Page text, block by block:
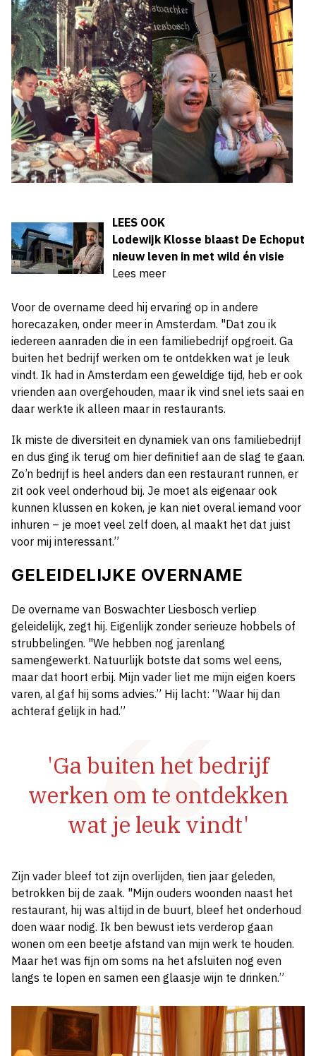
LEES OOK
Lodewijk Klosse blaast De Echoput
nieuw leven in met wild én visie
Lees meer
Voor de overname deed hij ervaring op in andere
horecazaken, onder meer in Amsterdam. "Dat zou ik
iedereen aanraden die in een familiebedrijf opgroeit. Ga
buiten het bedrijf werken om te ontdekken wat je leuk
vindt. Ik had in Amsterdam een geweldige tijd, heb er ook
vrienden aan overgehouden, maar ik vind snel iets saai en
daar werkte ik alleen maar in restaurants.
Ik miste de diversiteit en dynamiek van ons familiebedrijf
en dus ging ik terug om hier definitief aan de slag te gaan.
Zo’n bedrijf is heel anders dan een restaurant runnen, er
zit ook veel onderhoud bij. Je moet als eigenaar ook
kunnen klussen en koken, je kan niet overal iemand voor
inhuren – je moet veel zelf doen, al maakt het dat juist
voor mij interessant.”
GELEIDELIJKE OVERNAME
De overname van Boswachter Liesbosch verliep
geleidelijk, zegt hij. Eigenlijk zonder serieuze hobbels of
strubbelingen. "We hebben nog jarenlang
samengewerkt. Natuurlijk botste dat soms wel eens,
maar dat hoort erbij. Mijn vader liet me mijn eigen koers
varen, al gaf hij soms advies.” Hij lacht: “Waar hij dan
achteraf gelijk in had.”
'Ga buiten het bedrijf
werken om te ontdekken
wat je leuk vindt'
Zijn vader bleef tot zijn overlijden, tien jaar geleden,
betrokken bij de zaak. "Mijn ouders woonden naast het
restaurant, hij was altijd in de buurt, bleef het onderhoud
doen waar nodig. Ik ben bewust iets verderop gaan
wonen om een beetje afstand van mijn werk te houden.
Maar het was fijn om soms na het afsluiten nog even
langs te lopen en samen een glaasje wijn te drinken.”